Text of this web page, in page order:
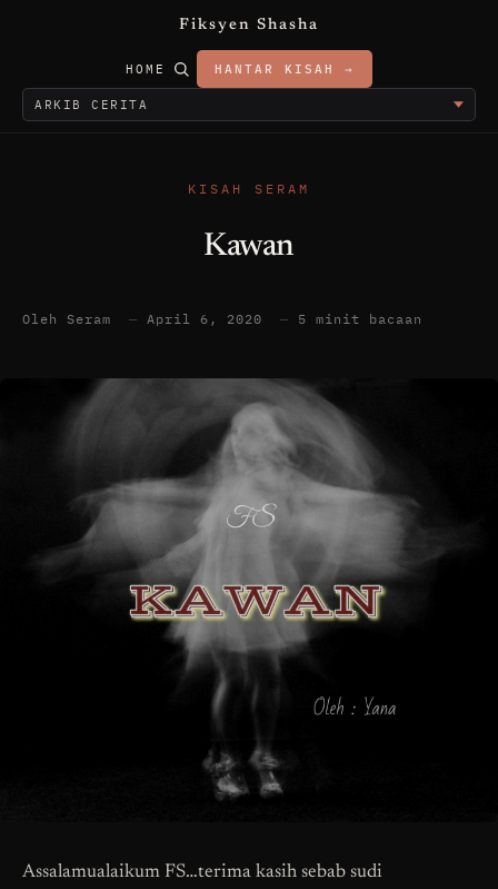
Fiksyen Shasha
HOME HANTAR KISAH →
KISAH SERAM
Kawan
Oleh Seram — April 6, 2020 — 5 minit bacaan
Assalamualaikum FS…terima kasih sebab sudi